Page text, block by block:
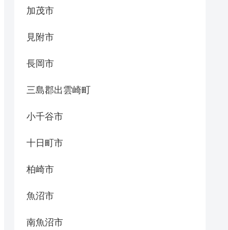
加茂市
見附市
長岡市
三島郡出雲崎町
小千谷市
十日町市
柏崎市
魚沼市
南魚沼市